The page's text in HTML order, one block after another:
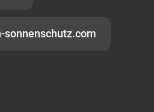
sonnenschutz.com